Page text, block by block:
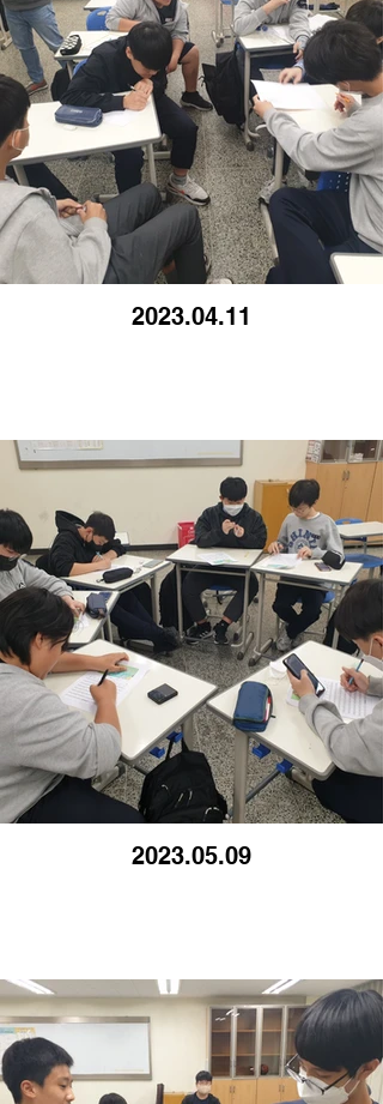
2023.04.11
2023.05.09